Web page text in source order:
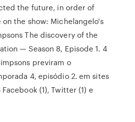
the future, in order of
the show: Michelangelo's
The discovery of the
— Season 8, Episode 1. 4
previram o
4, episódio 2. em sites
(1), Twitter (1) e